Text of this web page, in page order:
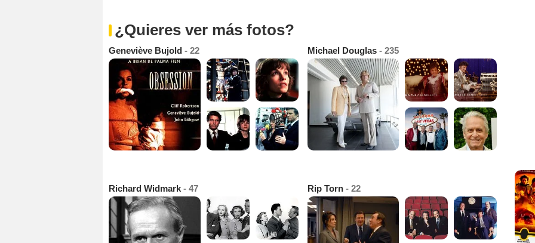
¿Quieres ver más fotos?
Geneviève Bujold - 22 Michael Douglas - 235
Richard Widmark - 47 Rip Torn - 22